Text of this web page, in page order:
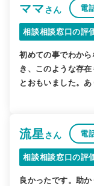
ママさん 電
相談相談窓口の評
初めての事でわか
き、このような存
とおもいました。あ
流星さん 電
相談相談窓口の評
良かったです。助